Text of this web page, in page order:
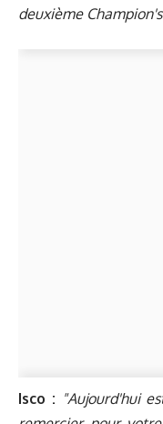
deuxième
Isco : "Aujourd'hui